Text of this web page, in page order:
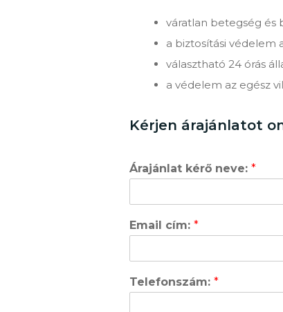
váratlan betegség és
a biztosítási védelem
választható 24 órás
a védelem az egész
Kérjen árajánlatot
Árajánlat kérő neve: *
Email cím: *
Telefonszám: *